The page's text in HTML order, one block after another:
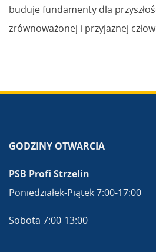
buduje fundamenty dla
zrównoważonej i przyjaznej
GODZINY OTWARCIA
PSB Profi Strzelin
Poniedziałek-Piątek 7:00-17:00
Sobota 7:00-13:00